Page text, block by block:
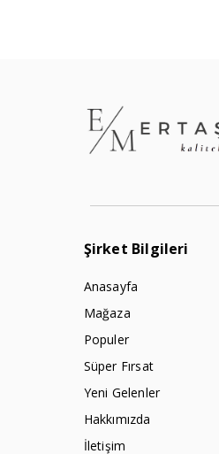
Şirket Bilgileri
Anasayfa
Mağaza
Populer
Süper Fırsat
Yeni Gelenler
Hakkımızda
İletişim